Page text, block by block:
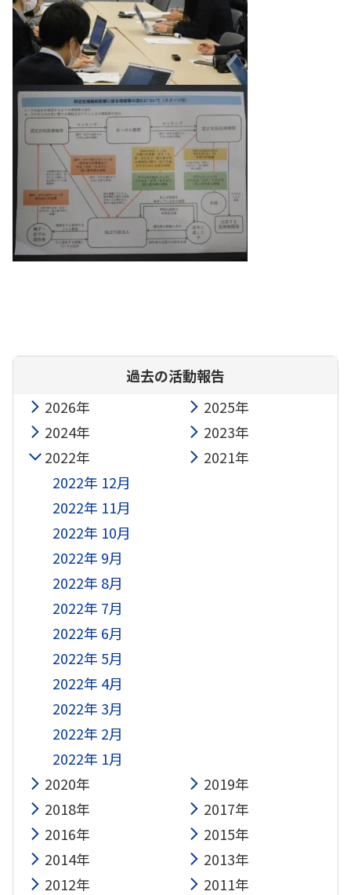
過去の活動報告
2026年
2025年
2024年
2023年
2022年
2022年 12月
2022年 11月
2022年 10月
2022年 9月
2022年 8月
2022年 7月
2022年 6月
2022年 5月
2022年 4月
2022年 3月
2022年 2月
2022年 1月
2021年
2020年
2019年
2018年
2017年
2016年
2015年
2014年
2013年
2012年
2011年